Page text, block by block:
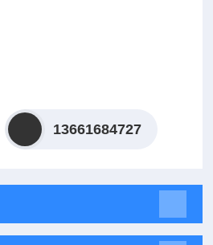
13661684727